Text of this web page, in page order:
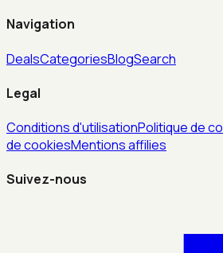
Navigation
DealsCategoriesBlogSearch
Legal
Conditions d'utilisationPolitique de
de cookiesMentions affilies
Suivez-nous